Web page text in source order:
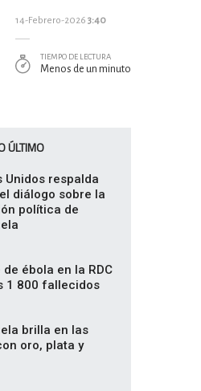
14-Febrero-2026 3:40
TIEMPO DE LECTURA
Menos de un minuto
ÚLTIMO
Unidos respalda
diálogo sobre la
política de
de ébola en la RDC
1 800 fallecidos
brilla en las
oro, plata y